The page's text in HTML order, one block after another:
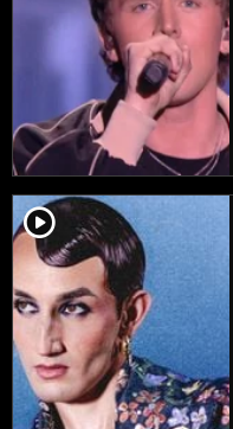
player2